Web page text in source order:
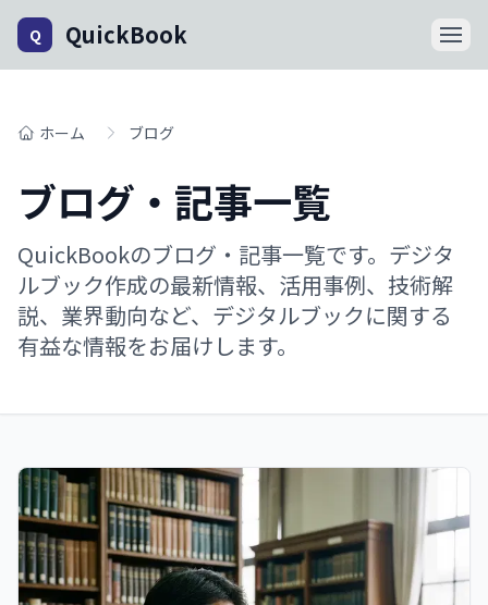
Q QuickBook
ホーム ブログ
ブログ・記事一覧
QuickBookのブログ・記事一覧です。デジタ
ルブック作成の最新情報、活用事例、技術解
説、業界動向など、デジタルブックに関する
有益な情報をお届けします。